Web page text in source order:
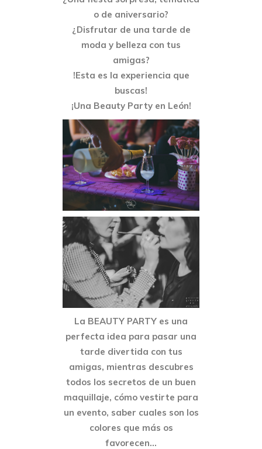
o de aniversario?
¿Disfrutar de una tarde de
moda y belleza con tus
amigas?
!Esta es la experiencia que
buscas!
¡Una Beauty Party en León!
La BEAUTY PARTY es una
perfecta idea para pasar una
tarde divertida con tus
amigas, mientras descubres
todos los secretos de un buen
maquillaje, cómo vestirte para
un evento, saber cuales son los
colores que más os
favorecen...